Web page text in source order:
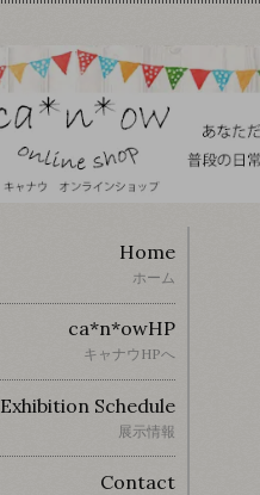
Home
ホーム
ca*n*owHP
キャナウHPへ
Exhibition Schedule
展示情報
Contact